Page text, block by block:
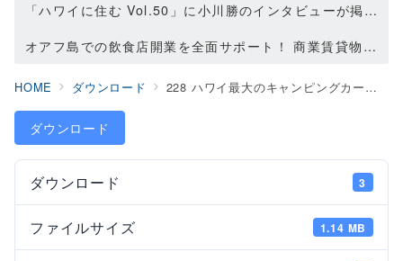
「ハワイに住む Vol.50」に小川勝のインタビューが掲載されました(2022.8.22)
オアフ島での飲食店開業を全面サポート！ 商業賃貸物件のご紹介を開始します
【重要】資料ダウンロード方法変更のお知らせ
HOME ダウンロード 228 ハワイ最大のキャンピングカーレンタルビジネス -アロハスピリットを共有するチャンス！
ダウンロード
ダウンロード 3
ファイルサイズ 1.14 MB